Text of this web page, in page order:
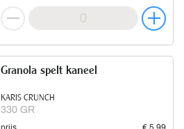
KARIS CRUNCH
330 GR
Granola spelt kaneel